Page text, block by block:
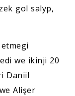
gol salyp,
we ikinji 20
Daniil
Alişer